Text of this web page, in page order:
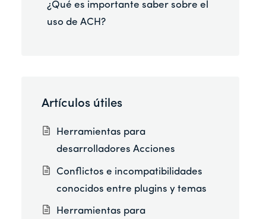
¿Qué es importante saber sobre el
uso de ACH?
Artículos útiles
Herramientas para
desarrolladores Acciones
Conflictos e incompatibilidades
conocidos entre plugins y temas
Herramientas para